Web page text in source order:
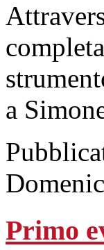
a
Primo